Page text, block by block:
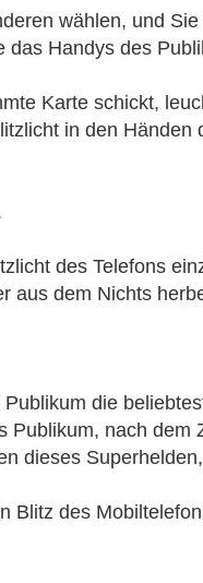
wählen, und
das Handys des
Karte schickt,
in den
des Telefons
aus dem Nichts
die
Publikum, nach
dieses
Blitz des